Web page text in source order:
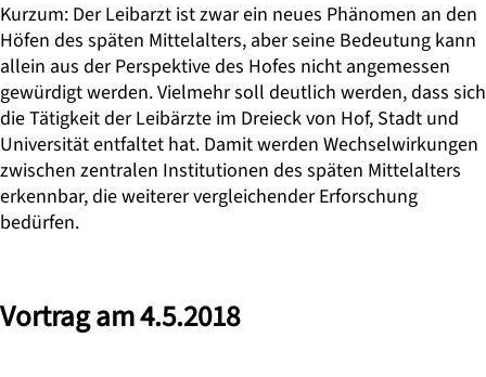
Kurzum: Der Leibarzt ist zwar ein neues Phänomen an den
Höfen des späten Mittelalters, aber seine Bedeutung kann
allein aus der Perspektive des Hofes nicht angemessen
gewürdigt werden. Vielmehr soll deutlich werden, dass sich
die Tätigkeit der Leibärzte im Dreieck von Hof, Stadt und
Universität entfaltet hat. Damit werden Wechselwirkungen
zwischen zentralen Institutionen des späten Mittelalters
erkennbar, die weiterer vergleichender Erforschung
bedürfen.
Vortrag am 4.5.2018